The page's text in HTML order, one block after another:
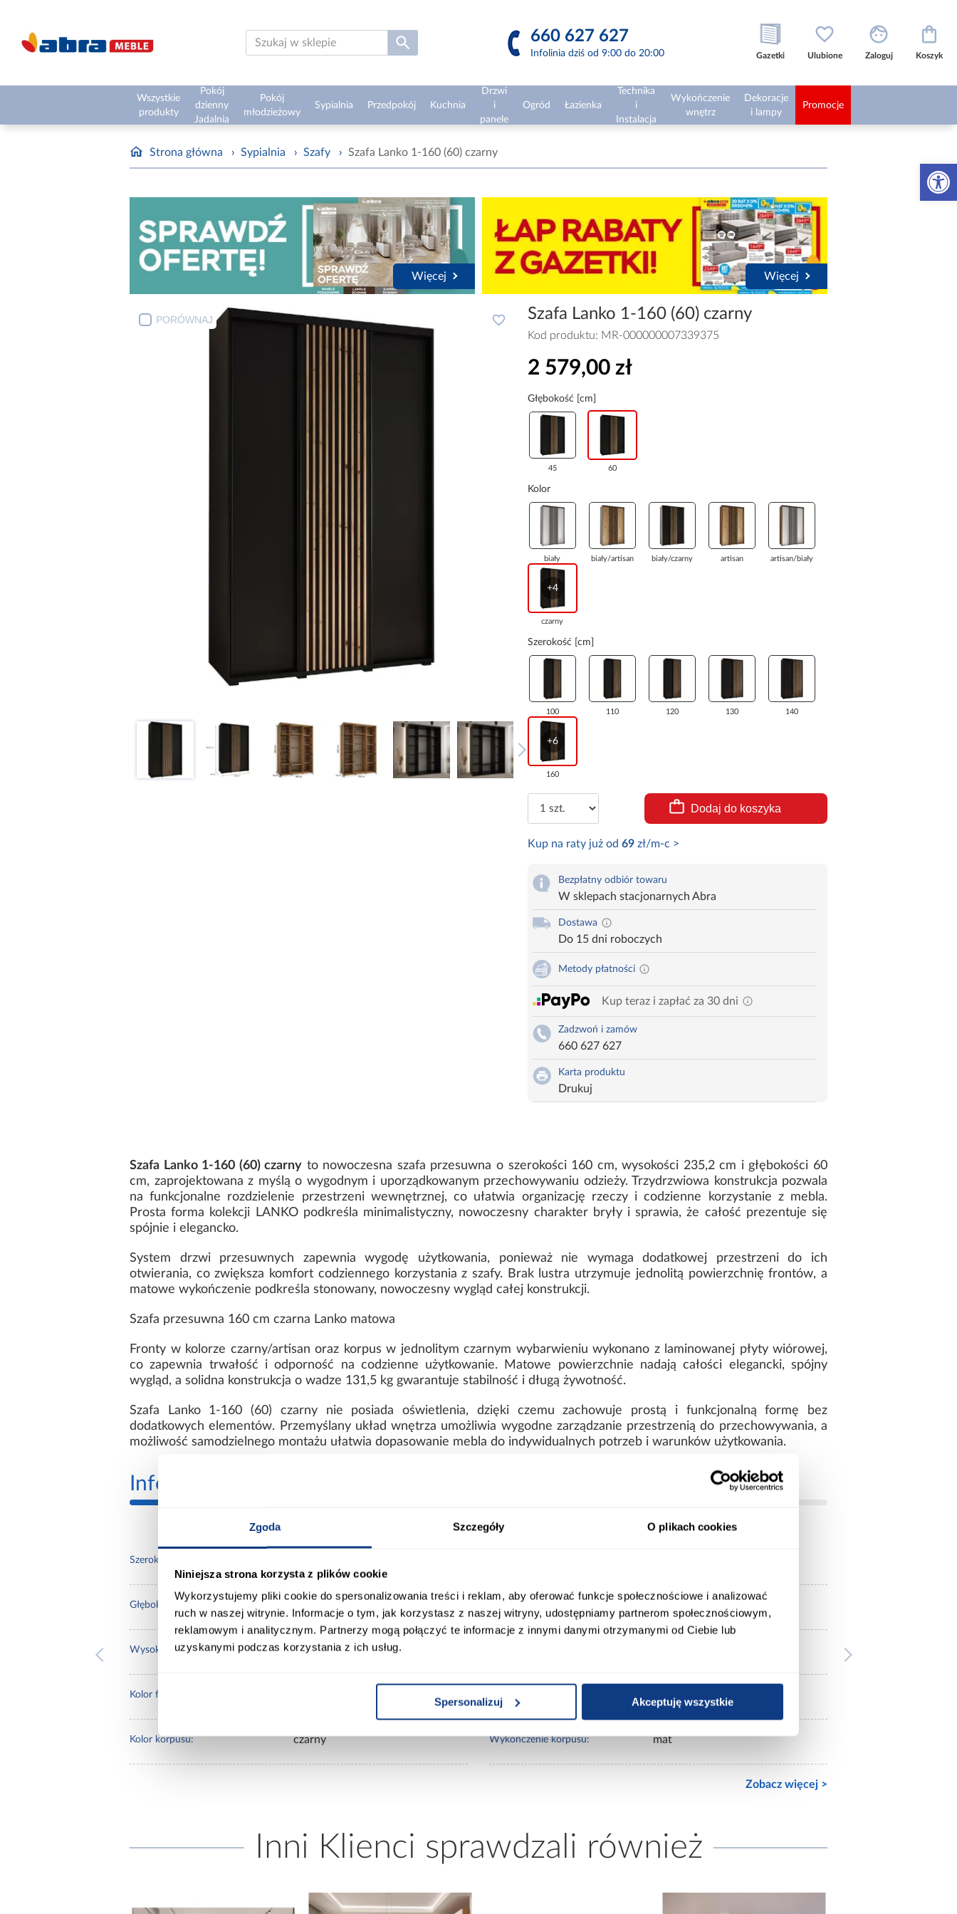
Zgoda Szczegóły O plikach cookies
Niniejsza strona korzysta z plików cookie
Wykorzystujemy pliki cookie do spersonalizowania treści i reklam, aby oferować funkcje społecznościowe i analizować
ruch w naszej witrynie. Informacje o tym, jak korzystasz z naszej witryny, udostępniamy partnerom społecznościowym,
reklamowym i analitycznym. Partnerzy mogą połączyć te informacje z innymi danymi otrzymanymi od Ciebie lub
uzyskanymi podczas korzystania z ich usług.
Spersonalizuj Akceptuję wszystkie
Otwórz
660 627 627
Infolinia dziś od 9:00 do 20:00 Gazetki Ulubione Zaloguj Koszyk
Wszystkie
produkty
Pokój
dzienny
Jadalnia
Pokój
młodzieżowy
Sypialnia Przedpokój Kuchnia
Drzwi
i
panele
Ogród Łazienka
Technika
i
Instalacja
Wykończenie
wnętrz
Dekoracje
i lampy
Promocje
Strona główna › Sypialnia › Szafy › Szafa Lanko 1-160 (60) czarny
Więcej Więcej
PORÓWNAJ Szafa Lanko 1-160 (60) czarny
Kod produktu: MR-000000007339375
2 579,00 zł
Głębokość [cm]
45 60
Kolor
biały biały/artisan biały/czarny artisan artisan/biały
+4
czarny
Szerokość [cm]
100 110 120 130 140
+6
160
Dodaj do koszyka
Kup na raty już od 69zł/m-c >
Bezpłatny odbiór towaru
W sklepach stacjonarnych Abra
Dostawa
Do 15 dni roboczych
Metody płatności
Kup teraz i zapłać za 30 dni
Zadzwoń i zamów
660 627 627
Karta produktu
Drukuj
Szafa Lanko 1-160 (60) czarny to nowoczesna szafa przesuwna o szerokości 160 cm, wysokości 235,2 cm i głębokości 60
cm, zaprojektowana z myślą o wygodnym i uporządkowanym przechowywaniu odzieży. Trzydrzwiowa konstrukcja pozwala
na funkcjonalne rozdzielenie przestrzeni wewnętrznej, co ułatwia organizację rzeczy i codzienne korzystanie z mebla.
Prosta forma kolekcji LANKO podkreśla minimalistyczny, nowoczesny charakter bryły i sprawia, że całość prezentuje się
spójnie i elegancko.
System drzwi przesuwnych zapewnia wygodę użytkowania, ponieważ nie wymaga dodatkowej przestrzeni do ich
otwierania, co zwiększa komfort codziennego korzystania z szafy. Brak lustra utrzymuje jednolitą powierzchnię frontów, a
matowe wykończenie podkreśla stonowany, nowoczesny wygląd całej konstrukcji.
Szafa przesuwna 160 cm czarna Lanko matowa
Fronty w kolorze czarny/artisan oraz korpus w jednolitym czarnym wybarwieniu wykonano z laminowanej płyty wiórowej,
co zapewnia trwałość i odporność na codzienne użytkowanie. Matowe powierzchnie nadają całości elegancki, spójny
wygląd, a solidna konstrukcja o wadze 131,5 kg gwarantuje stabilność i długą żywotność.
Szafa Lanko 1-160 (60) czarny nie posiada oświetlenia, dzięki czemu zachowuje prostą i funkcjonalną formę bez
dodatkowych elementów. Przemyślany układ wnętrza umożliwia wygodne zarządzanie przestrzenią do przechowywania, a
możliwość samodzielnego montażu ułatwia dopasowanie mebla do indywidualnych potrzeb i warunków użytkowania.
Informacje
Szerokość [cm]:
Głębokość [cm]:
Wysokość [cm]: 235.20
Kolor frontów:
Kolor korpusu: czarny Wykończenie korpusu: mat
Zobacz więcej >
Inni Klienci sprawdzali również